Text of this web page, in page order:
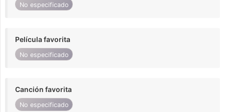
No especificado
Película favorita
No especificado
Canción favorita
No especificado